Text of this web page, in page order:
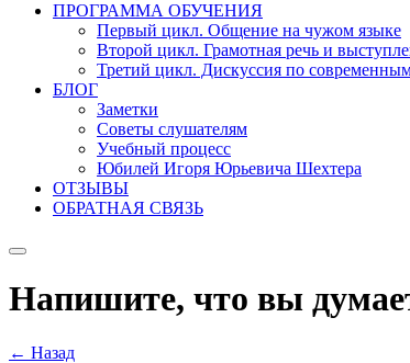
ПРОГРАММА ОБУЧЕНИЯ
Первый цикл. Общение на чужом языке
Второй цикл. Грамотная речь и
Третий цикл. Дискуссия по
БЛОГ
Заметки
Советы слушателям
Учебный процесс
Юбилей Игоря Юрьевича Шехтера
ОТЗЫВЫ
ОБРАТНАЯ СВЯЗЬ
Поиск
Напишите, что вы
← Назад